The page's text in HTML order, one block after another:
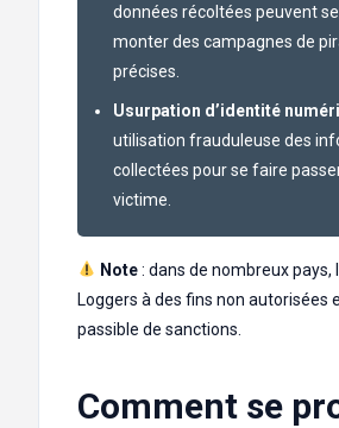
données récoltées peuvent
monter des campagnes de
précises.
Usurpation d’identité
utilisation frauduleuse des
collectées pour se faire
victime.
Note: dans de nombreux pays,
Loggers à des fins non autorisées
passible de sanctions.
Comment se